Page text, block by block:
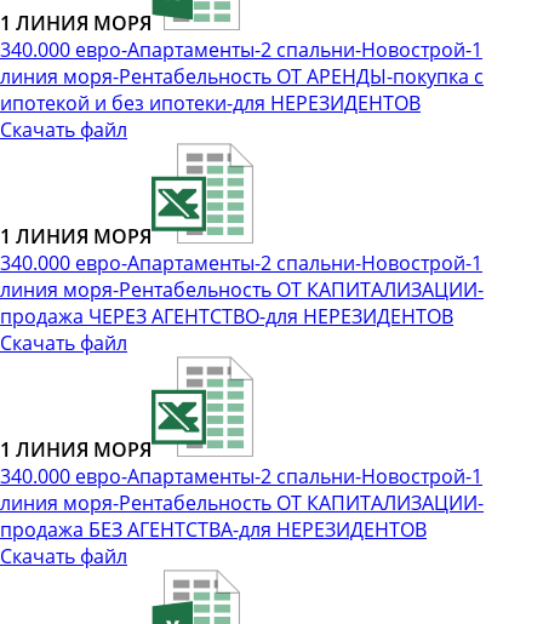
1 ЛИНИЯ МОРЯ
340.000 евро-Апартаменты-2 спальни-Новострой-1
линия моря-Рентабельность ОТ АРЕНДЫ-покупка с
ипотекой и без ипотеки-для НЕРЕЗИДЕНТОВ
Скачать файл
1 ЛИНИЯ МОРЯ
340.000 евро-Апартаменты-2 спальни-Новострой-1
линия моря-Рентабельность ОТ КАПИТАЛИЗАЦИИ-
продажа ЧЕРЕЗ АГЕНТСТВО-для НЕРЕЗИДЕНТОВ
Скачать файл
1 ЛИНИЯ МОРЯ
340.000 евро-Апартаменты-2 спальни-Новострой-1
линия моря-Рентабельность ОТ КАПИТАЛИЗАЦИИ-
продажа БЕЗ АГЕНТСТВА-для НЕРЕЗИДЕНТОВ
Скачать файл